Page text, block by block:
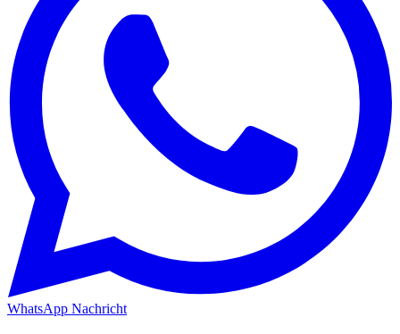
WhatsApp Nachricht